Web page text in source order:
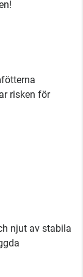
risken för
njut av stabila